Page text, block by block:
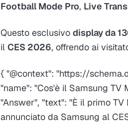
Football Mode Pro, Live
Questo esclusivo display da
il CES 2026, offrendo ai
{ "@context": "https://
"name": "Cos'è il Samsung TV
"Answer", "text": "È il primo
annunciato da Samsung al